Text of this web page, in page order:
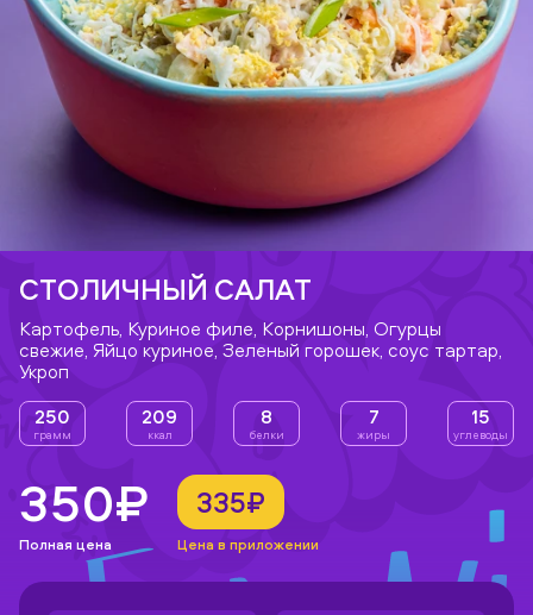
СТОЛИЧНЫЙ САЛАТ
Картофель, Куриное филе, Корнишоны, Огурцы
свежие, Яйцо куриное, Зеленый горошек, соус тартар,
Укроп
250
грамм
209
ккал
8
белки
7
жиры
15
углеводы
350₽
Полная цена
335₽
Цена в приложении